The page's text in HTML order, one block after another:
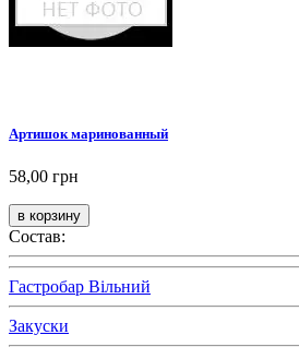
Артишок маринованный
58,00 грн
Состав:
Гастробар Вільний
Закуски